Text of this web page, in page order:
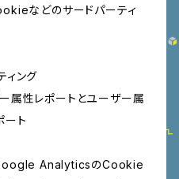
などのサードパーティ
ング
性レポートとユーザー属
ート
Google AnalyticsのCookie